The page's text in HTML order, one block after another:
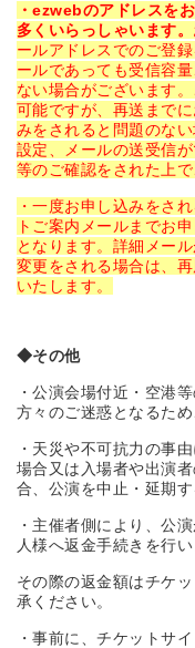
・ezwebのアドレスを
多くいらっしゃいます。
ールアドレスでのご登
ールであっても受信容
ない場合がございます
可能ですが、再送まで
みをされると問題のな
設定、メールの送受信
等のご確認をされた上
・一度お申し込みをさ
トご案内メールまでお
となります。詳細メー
変更をされる場合は、
いたします。
◆その他
・公演会場付近・空港
方々のご迷惑となるため
・天災や不可抗力の事
場合又は入場者や出演
合、公演を中止・延期す
・主催者側により、公
人様へ返金手続きを行い
その際の返金額はチケ
承ください。
・事前に、チケットサ